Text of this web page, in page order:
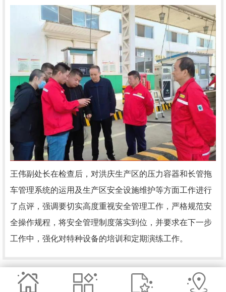
王伟副处长在检查后，对洪庆生产区的压力容器和长管拖
车管理系统的运用及生产区安全设施维护等方面工作进行
了点评，强调要切实高度重视安全管理工作，严格规范安
全操作规程，将安全管理制度落实到位，并要求在下一步
工作中，强化对特种设备的培训和定期演练工作。